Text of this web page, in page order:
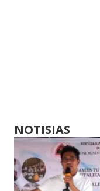
NOTISIAS